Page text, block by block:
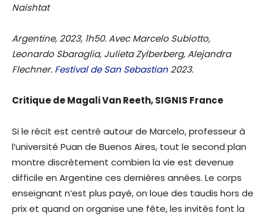
Naishtat
Argentine, 2023, 1h50. Avec Marcelo Subiotto,
Leonardo Sbaraglia, Julieta Zylberberg, Alejandra
Flechner. Festival de San Sebastian 2023.
Critique de Magali Van Reeth, SIGNIS France
Si le récit est centré autour de Marcelo, professeur à
l’université Puan de Buenos Aires, tout le second plan
montre discrètement combien la vie est devenue
difficile en Argentine ces dernières années. Le corps
enseignant n’est plus payé, on loue des taudis hors de
prix et quand on organise une fête, les invités font la